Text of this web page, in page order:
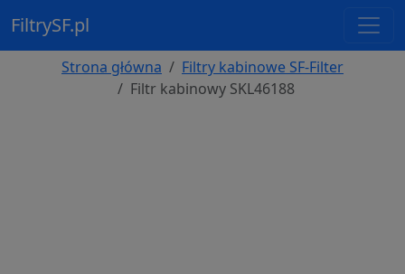
FiltrySF.pl
Strona główna
Filtry kabinowe SF-Filter
Filtr kabinowy SKL46188